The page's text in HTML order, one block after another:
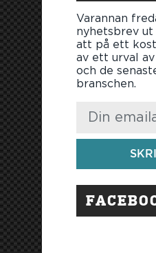
Varannan
nyhetsbrev ut
att på ett
av ett urval
och de
branschen.